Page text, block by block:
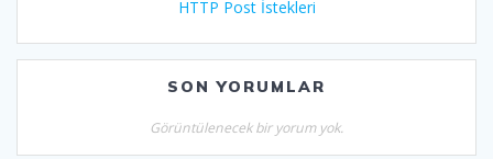
HTTP Post İstekleri
SON YORUMLAR
Görüntülenecek bir yorum yok.